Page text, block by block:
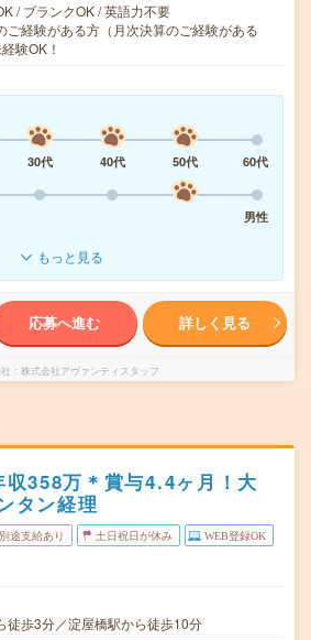
/ ブランクOK / 英語力不要
ご経験がある方（月次決算のご経験がある
験OK！
30代 40代 50代
60代
男性
もっと見る
応募へ進む 詳しく見る
株式会社アヴァンティスタッフ
358万＊賞与4.4ヶ月！大
タン経理
途支給あり 土日祝日が休み WEB登録OK
徒歩3分／淀屋橋駅から徒歩10分